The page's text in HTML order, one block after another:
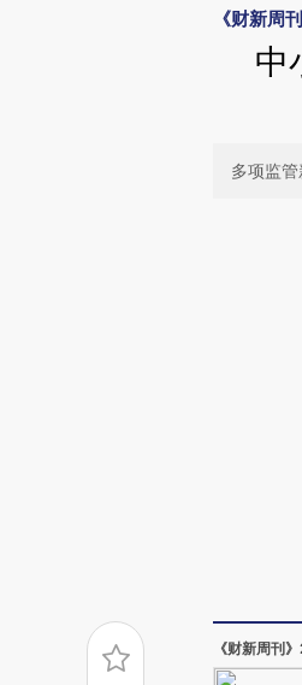
《财新周刊
中
多项监
《财新周刊